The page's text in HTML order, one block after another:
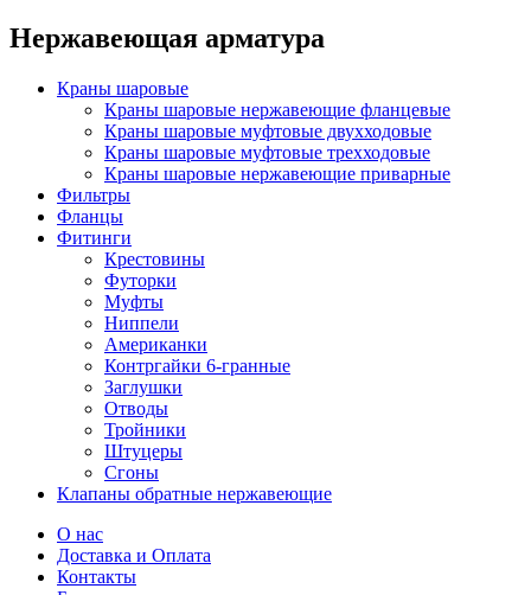
Нержавеющая арматура
Краны шаровые
Краны шаровые нержавеющие фланцевые
Краны шаровые муфтовые двухходовые
Краны шаровые муфтовые трехходовые
Краны шаровые нержавеющие приварные
Фильтры
Фланцы
Фитинги
Крестовины
Футорки
Муфты
Ниппели
Американки
Контргайки 6-гранные
Заглушки
Отводы
Тройники
Штуцеры
Сгоны
Клапаны обратные нержавеющие
О нас
Доставка и Оплата
Контакты